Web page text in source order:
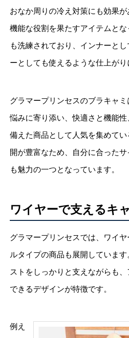
おなか周りの冷え対策にも効果
機能な役割を果たすアイテムと
も洗練されており、インナーと
ーとしても使えるような仕上がり
グラマープリンセスのブラキャ
悩みに寄り添い、快適さと機能
備えた商品として人気を集めて
開が豊富なため、自分に合った
も魅力の一つとなっています。
ワイヤーで支えるキ
グラマープリンセスでは、ワイ
ルタイプの商品も展開していま
ストをしっかりと支えながらも
できるデザインが特徴です。
例え